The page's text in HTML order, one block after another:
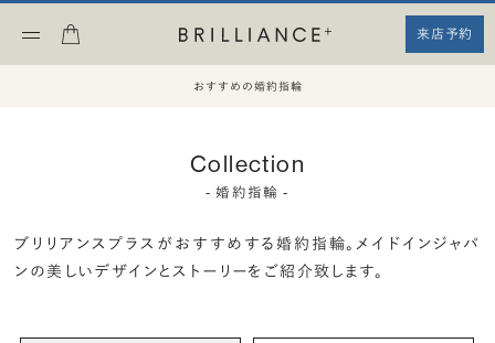
来店予約
おすすめの婚約指輪
Collection
- 婚約指輪 -
ブリリアンスプラスがおすすめする婚約指輪。メイドインジャパ
ンの美しいデザインとストーリーをご紹介致します。